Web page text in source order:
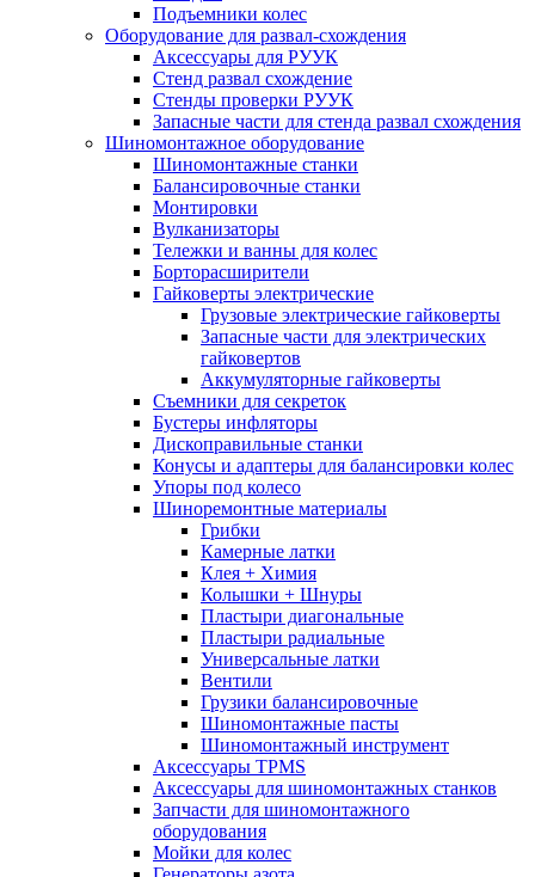
Подъемники колес
Оборудование для развал-схождения
Аксессуары для РУУК
Стенд развал схождение
Стенды проверки РУУК
Запасные части для стенда развал схождения
Шиномонтажное оборудование
Шиномонтажные станки
Балансировочные станки
Монтировки
Вулканизаторы
Тележки и ванны для колес
Борторасширители
Гайковерты электрические
Грузовые электрические гайковерты
Запасные части для электрических
гайковертов
Аккумуляторные гайковерты
Съемники для секреток
Бустеры инфляторы
Дископравильные станки
Конусы и адаптеры для балансировки колес
Упоры под колесо
Шиноремонтные материалы
Грибки
Камерные латки
Клея + Химия
Колышки + Шнуры
Пластыри диагональные
Пластыри радиальные
Универсальные латки
Вентили
Грузики балансировочные
Шиномонтажные пасты
Шиномонтажный инструмент
Аксессуары TPMS
Аксессуары для шиномонтажных станков
Запчасти для шиномонтажного
оборудования
Мойки для колес